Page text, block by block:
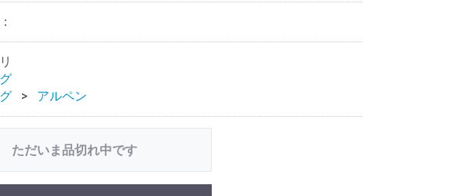
アルペン
ただいま品切れ中です